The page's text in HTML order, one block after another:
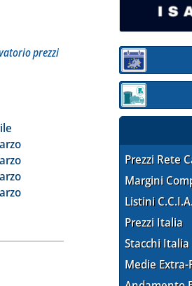
compagnia, Regione e Provincia rilevati
prezzi
Sezione:
Sezione:
Prezzi Rete
Margini
Listini
Prezzi Italia
Stacchi Italia
Medie Extra-